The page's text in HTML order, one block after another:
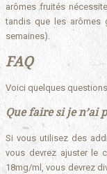
arômes fruités
tandis que les arômes
semaines).
FAQ
Voici quelques
Que faire si je n’ai
Si vous utilisez des
vous devrez ajuster le
18mg/ml, vous devrez